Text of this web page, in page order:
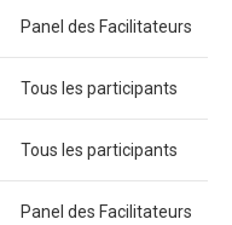
Panel des Facilitateurs
Tous les participants
Tous les participants
Panel des Facilitateurs